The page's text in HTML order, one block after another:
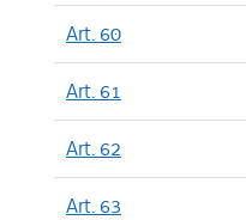
Art. 60
Art. 61
Art. 62
Art. 63